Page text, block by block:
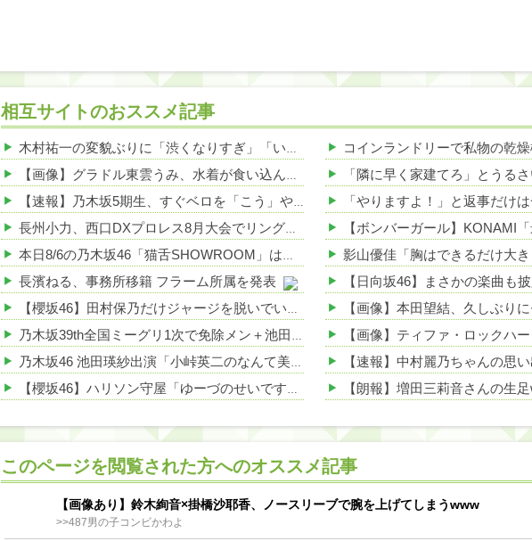
相互サイトのおススメ記事
木村祐一の変貌ぶりに「渋くなりすぎ」「いつの間にかイケおじに」の声 他 NEW!
【画像】グラドル東雲うみ、水着が食い込んだ横尻がHすぎる 他 NEW!
【速報】乃木坂5期生、すぐベロを「こう」やってシてしまうwwwwww 他 NEW!
長州小力、西口DXプロレス8月大会でリング復帰 対戦相手はクロちゃん 他 NEW!
本日8/6の乃木坂46「猫舌SHOWROOM」は筒井あやめ＆鈴木佑捺
長濱ねる、事務所移籍 フラーム所属を発表
【櫻坂46】田村保乃だけジャージを脱いでいた理由
乃木坂39th全国ミーグリ1次で免除メン＋池田・一ノ瀬・井上・川﨑・菅原・中西が全完売
乃木坂46 池田瑛紗出演「小峠英二のなんて美だ！」テーマ：徳川家康【2025.8.5 24:00〜 TOKYO MX】
【櫻坂46】ハリソン守屋「ゆーづのせいです」【ラヴィット!】
【日向坂46】この月、何かあるのか！？『お願いバッハ！』ミーグリ日程がこちら
Powered by livedoor 相互RSS
Powered by livedoor 相互RSS
このページを閲覧された方へのオススメ記事
【画像あり】鈴木絢音×掛橋沙耶香、ノースリーブで腕を上げてしまうwww
>>487男の子コンビかわよ